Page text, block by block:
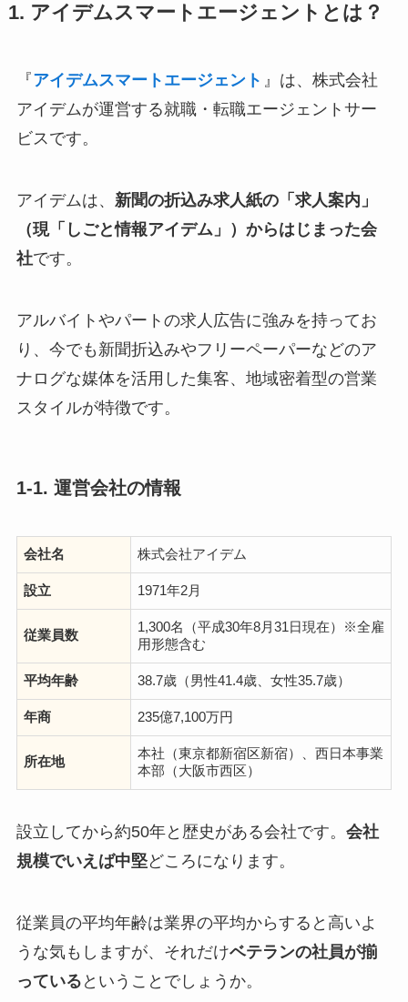
1. アイデムスマートエージェントとは？
『アイデムスマートエージェント 』は、株式会社
アイデムが運営する就職・転職エージェントサー
ビスです。
アイデムは、 新聞の折込み求人紙の「求人案内」
（現「しごと情報アイデム」）からはじまった会
社です。
アルバイトやパートの求人広告に強みを持ってお
り、今でも新聞折込みやフリーペーパーなどのア
ナログな媒体を活用した集客、地域密着型の営業
スタイルが特徴です。
1-1. 運営会社の情報
会社名 株式会社アイデム
設立 1971年2月
従業員数
1,300名（平成30年8月31日現在）※全雇
用形態含む
平均年齢 38.7歳（男性41.4歳、女性35.7歳）
年商 235億7,100万円
所在地
本社（東京都新宿区新宿）、西日本事業
本部（大阪市西区）
設立してから約50年と歴史がある会社です。 会社
規模でいえば中堅どころになります。
従業員の平均年齢は業界の平均からすると高いよ
うな気もしますが、それだけベテランの社員が揃
っている ということでしょうか。